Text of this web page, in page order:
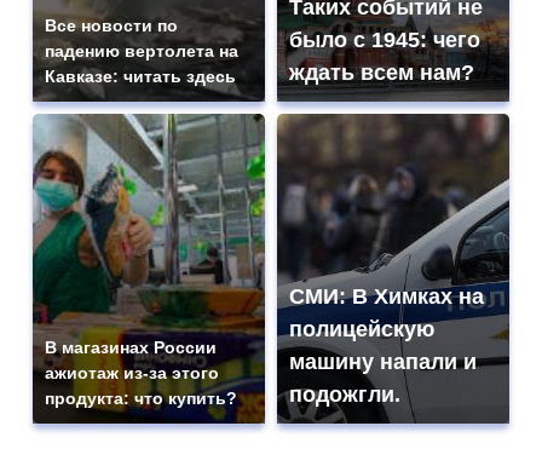
Все новости по
падению вертолета на
Кавказе: читать здесь
Таких событий не
было с 1945: чего
ждать всем нам?
В магазинах России
ажиотаж из-за этого
продукта: что купить?
СМИ: В Химках на
полицейскую
машину напали и
подожгли.